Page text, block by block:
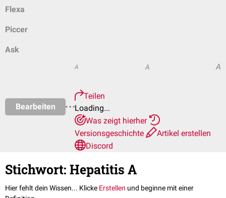
Flexa
Piccer
Ask
Bearbeiten
A A A
Teilen
Loading...
Was zeigt hierher
Versionsgeschichte
Artikel erstellen
Discord
Stichwort: Hepatitis A
Hier fehlt dein Wissen... Klicke Erstellen und beginne mit einer